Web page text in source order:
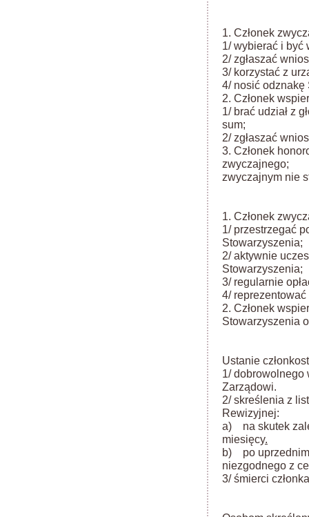
1. Członek
1/ wybierać i być
2/ zgłaszać
3/ korzystać z
4/ nosić odznakę
2. Członek
1/ brać udział z
sum;
2/ zgłaszać
3. Członek
zwyczajnego;
zwyczajnym nie
1. Członek
1/ przestrzegać
Stowarzyszenia;
2/ aktywnie
Stowarzyszenia;
3/ regularnie
4/
2. Członek
Stowarzyszenia
Ustanie
1/ dobrowolnego
Zarządowi.
2/ skreślenia z
Rewizyjnej:
a) na skutek
miesięcy.
b) po uprzednim
niezgodnego z
3/ śmierci